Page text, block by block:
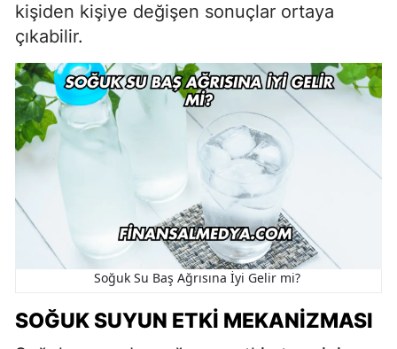
kişiden kişiye değişen sonuçlar ortaya
çıkabilir.
Soğuk Su Baş Ağrısına İyi Gelir mi?
SOĞUK SUYUN ETKI MEKANIZMASI